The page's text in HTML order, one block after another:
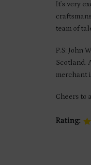
It’s very
team of
P.S: John
Scotland.
merchant
Cheers to
Rating: